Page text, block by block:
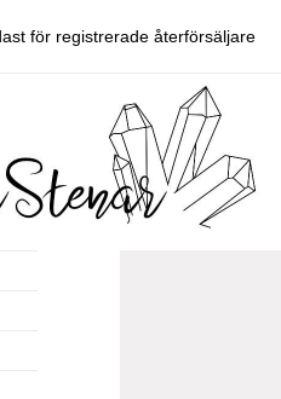
för registrerade återförsäljare